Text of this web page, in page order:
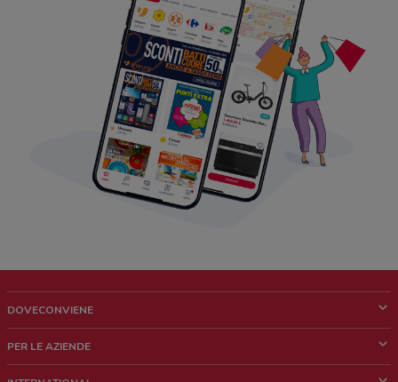
DOVECONVIENE
Chi siamo
PER LE AZIENDE